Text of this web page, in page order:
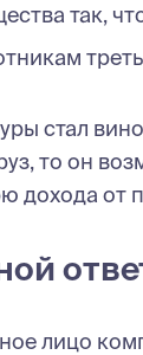
так,
стал
то он
дохода от
лицо